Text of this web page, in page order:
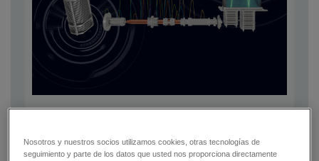
Nosotros y nuestros socios utilizamos cookies, otras tecnologías de
seguimiento y parte de los datos que usted nos proporciona directamente